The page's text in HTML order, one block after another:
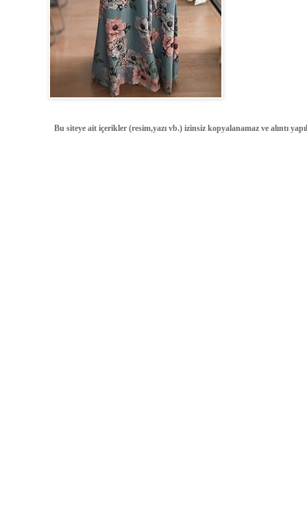
Bu siteye ait içerikler (resim,yazı vb.) izinsiz kopyalanamaz ve alıntı